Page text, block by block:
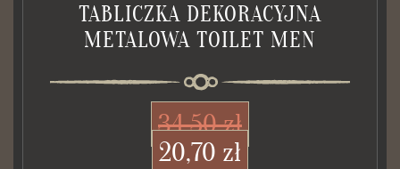
TABLICZKA DEKORACYJNA
METALOWA TOILET MEN
34,50 zł
20,70 zł